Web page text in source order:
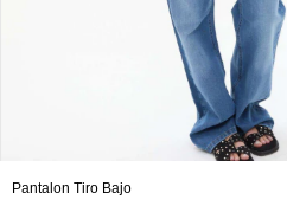
Pantalon Tiro Bajo